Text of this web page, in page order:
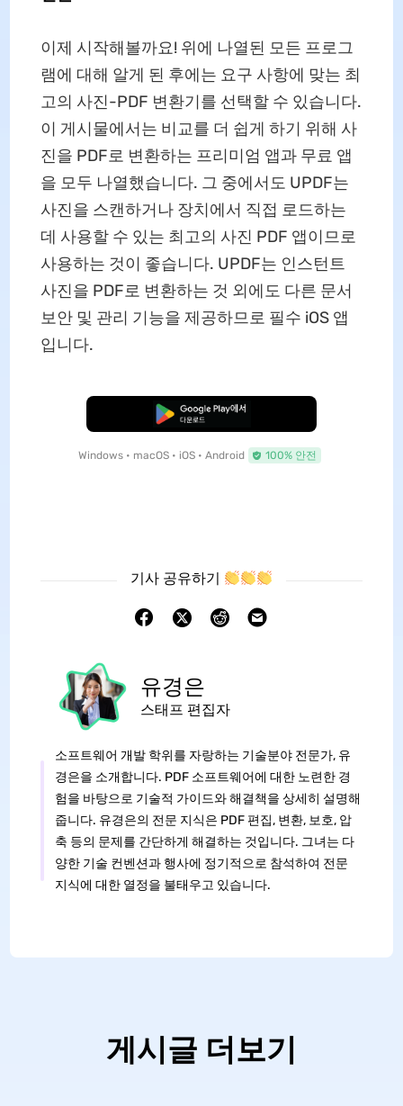
이제 시작해볼까요! 위에 나열된 모든 프로그
램에 대해 알게 된 후에는 요구 사항에 맞는 최
고의 사진-PDF 변환기를 선택할 수 있습니다.
이 게시물에서는 비교를 더 쉽게 하기 위해 사
진을 PDF로 변환하는 프리미엄 앱과 무료 앱
을 모두 나열했습니다. 그 중에서도 UPDF는
사진을 스캔하거나 장치에서 직접 로드하는
데 사용할 수 있는 최고의 사진 PDF 앱이므로
사용하는 것이 좋습니다. UPDF는 인스턴트
사진을 PDF로 변환하는 것 외에도 다른 문서
보안 및 관리 기능을 제공하므로 필수 iOS 앱
입니다.
무료로 다운로드
Windows • macOS • iOS • Android 100% 안전
기사 공유하기
유경은
스태프 편집자
소프트웨어 개발 학위를 자랑하는 기술분야 전문가, 유
경은을 소개합니다. PDF 소프트웨어에 대한 노련한 경
험을 바탕으로 기술적 가이드와 해결책을 상세히 설명해
줍니다. 유경은의 전문 지식은 PDF 편집, 변환, 보호, 압
축 등의 문제를 간단하게 해결하는 것입니다. 그녀는 다
양한 기술 컨벤션과 행사에 정기적으로 참석하여 전문
지식에 대한 열정을 불태우고 있습니다.
게시글 더보기